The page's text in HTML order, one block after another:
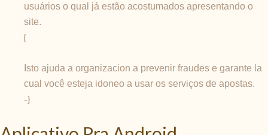
usuários o qual já estão acostumados apresentando o
site.
{
Isto ajuda a organizacion a prevenir fraudes e garante la
cual você esteja idoneo a usar os serviços de apostas.
-}